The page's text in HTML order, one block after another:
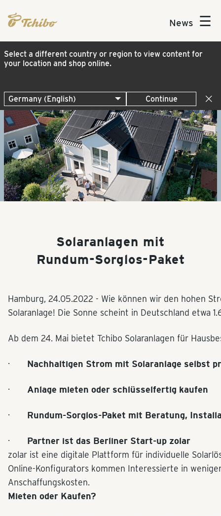
News ☰
Select a different country or region to view content for
your location and shop online.
Continue
Solaranlagen mit
Rundum-Sorglos-Paket
Hamburg, 24.05.2022 - Wie können wir den hohen
Solaranlage! Die Sonne scheint in Deutschland etwa
Ab dem 24. Mai bietet Tchibo Solaranlagen für
· Nachhaltigen Strom mit Solaranlage selbst
· Anlage mieten oder schlüsselfertig kaufen
· Rundum-Sorglos-Paket mit Beratung,
· Partner ist das Berliner Start-up zolar
zolar ist eine digitale Plattform für individuelle
Online-Konfigurators kommen Interessierte in
Anschaffungskosten.
Mieten oder Kaufen?